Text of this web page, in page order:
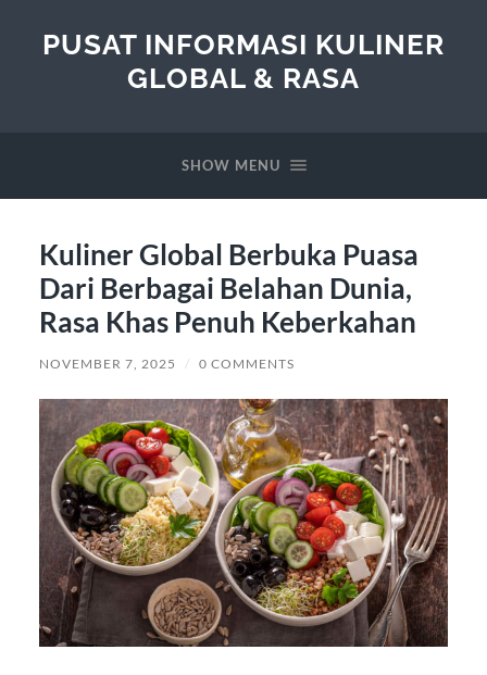
PUSAT INFORMASI KULINER
GLOBAL & RASA
SHOW MENU
Kuliner Global Berbuka Puasa
Dari Berbagai Belahan Dunia,
Rasa Khas Penuh Keberkahan
NOVEMBER 7, 2025 / 0 COMMENTS